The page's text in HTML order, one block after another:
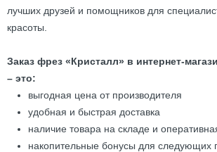
лучших друзей и помощников для
красоты.
Заказ фрез «Кристалл» в интернет-
– это:
выгодная цена от производителя
удобная и быстрая доставка
наличие товара на складе и
накопительные бонусы для следующих